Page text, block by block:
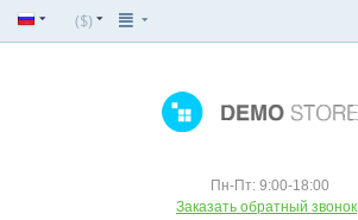
($)
Пн-Пт: 9:00-18:00
Заказать обратный звонок